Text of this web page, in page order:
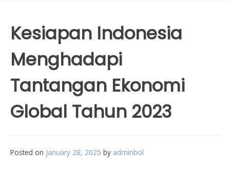
Kesiapan Indonesia
Menghadapi
Tantangan Ekonomi
Global Tahun 2023
Posted on January 28, 2025 by adminbol